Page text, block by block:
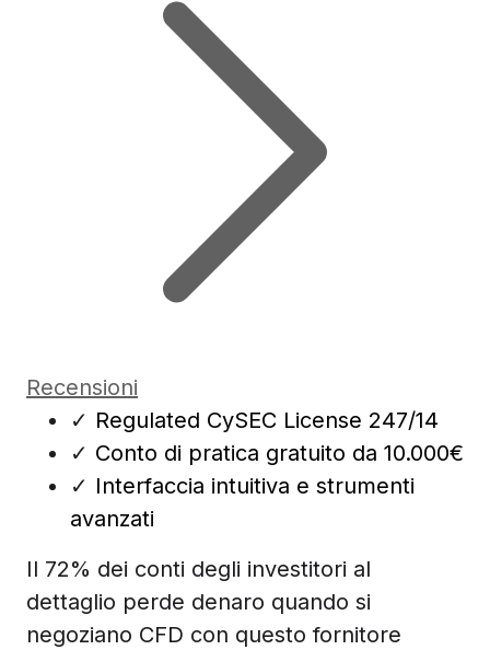
Recensioni
✓ Regulated CySEC License 247/14
✓ Conto di pratica gratuito da 10.000€
✓ Interfaccia intuitiva e strumenti
avanzati
Il 72% dei conti degli investitori al
dettaglio perde denaro quando si
negoziano CFD con questo fornitore